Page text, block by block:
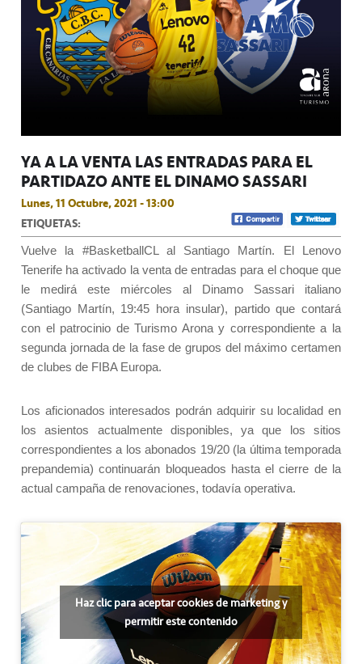
YA A LA VENTA LAS ENTRADAS PARA EL
PARTIDAZO ANTE EL DINAMO SASSARI
Lunes, 11 Octubre, 2021 - 13:00
ETIQUETAS:
Vuelve la #BasketballCL al Santiago Martín. El Lenovo
Tenerife ha activado la venta de entradas para el choque que
le medirá este miércoles al Dinamo Sassari italiano
(Santiago Martín, 19:45 hora insular), partido que contará
con el patrocinio de Turismo Arona y correspondiente a la
segunda jornada de la fase de grupos del máximo certamen
de clubes de FIBA Europa.
Los aficionados interesados podrán adquirir su localidad en
los asientos actualmente disponibles, ya que los sitios
correspondientes a los abonados 19/20 (la última temporada
prepandemia) continuarán bloqueados hasta el cierre de la
actual campaña de renovaciones, todavía operativa.
Haz clic para aceptar cookies de marketing y
permitir este contenido